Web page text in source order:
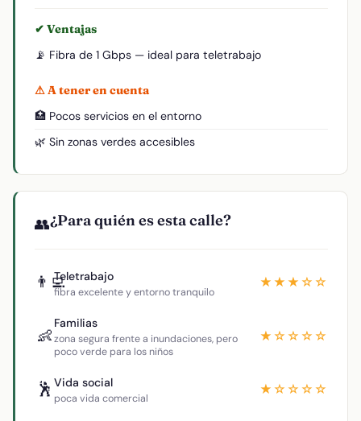
✔ Ventajas
📡 Fibra de 1 Gbps — ideal para teletrabajo
⚠ A tener en cuenta
🏥 Pocos servicios en el entorno
🌿 Sin zonas verdes accesibles
👥¿Para quién es esta calle?
👨‍💻Teletrabajo
fibra excelente y entorno tranquilo
★★★☆☆
👶
Familias
zona segura frente a inundaciones, pero
poco verde para los niños
★☆☆☆☆
🕺 Vida social
poca vida comercial
★☆☆☆☆